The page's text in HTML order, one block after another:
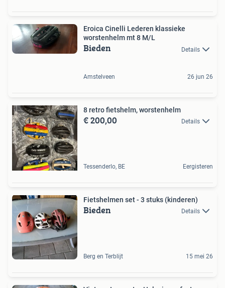
Eroica Cinelli Lederen klassieke
worstenhelm mt 8 M/L
Bieden Details
Amstelveen 26 jun 26
8 retro fietshelm, worstenhelm
€ 200,00 Details
Tessenderlo, BE Eergisteren
Fietshelmen set - 3 stuks (kinderen)
Bieden Details
Berg en Terblijt 15 mei 26